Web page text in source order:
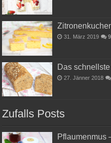
31. März 2019
Das
27. Jänner 2018
Zufalls Posts
Pflaumenmus